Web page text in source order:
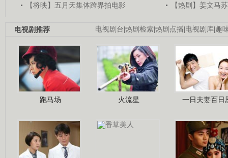
【将映】五月天集体跨界拍电影
【热剧】姜文马
电视剧台|热剧检索|热剧点播|电视剧库|趣
电视剧推荐
跑马场 火流星 一日夫妻百日